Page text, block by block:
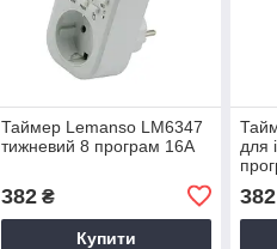
Таймер Lemanso LM6347
тижневий 8 програм 16A
382₴
Купити
для
382